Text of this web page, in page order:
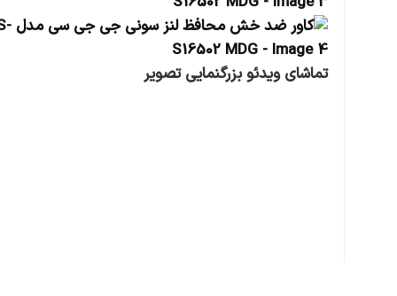
تماشای ویدئوبزرگنمایی تصویر